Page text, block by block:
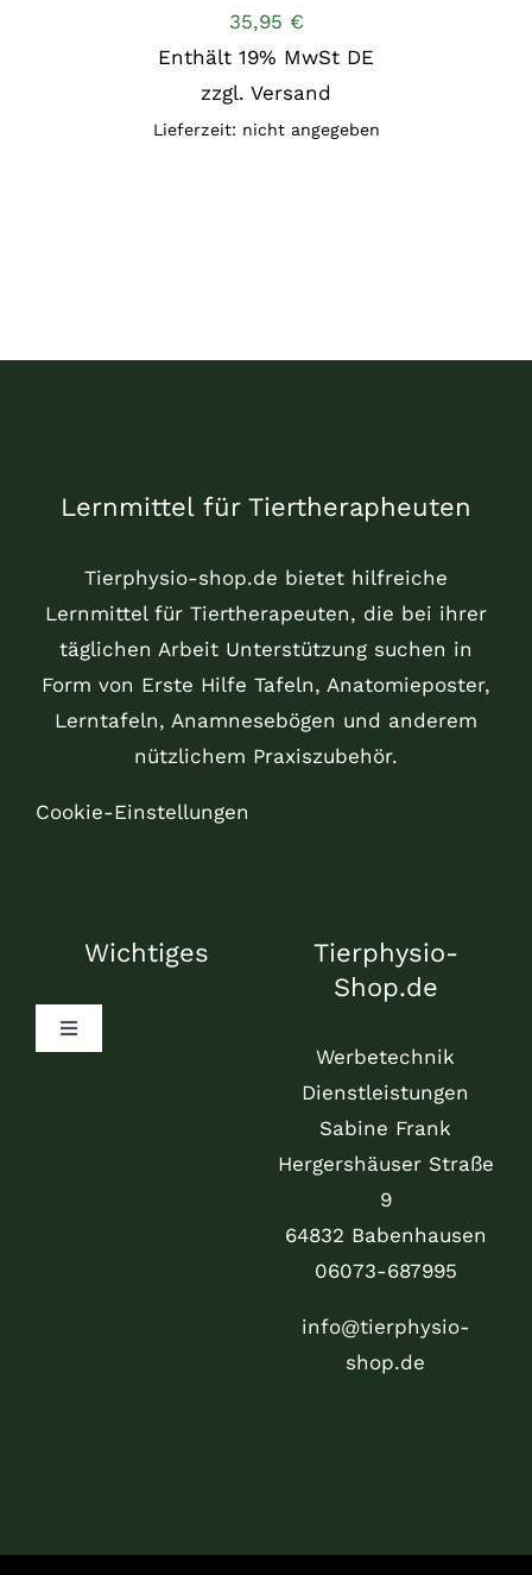
35,95 €
Enthält 19% MwSt DE
zzgl. Versand
Lieferzeit: nicht angegeben
Lernmittel für Tiertherapheuten
Tierphysio-shop.de bietet hilfreiche
Lernmittel für Tiertherapeuten, die bei ihrer
täglichen Arbeit Unterstützung suchen in
Form von Erste Hilfe Tafeln, Anatomieposter,
Lerntafeln, Anamnesebögen und anderem
nützlichem Praxiszubehör.
Cookie-Einstellungen
Wichtiges
Toggle
Impressum
Tierphysio-
Shop.de
Werbetechnik
Dienstleistungen
Sabine Frank
Hergershäuser Straße
9
64832 Babenhausen
06073-687995
info@tierphysio-
shop.de